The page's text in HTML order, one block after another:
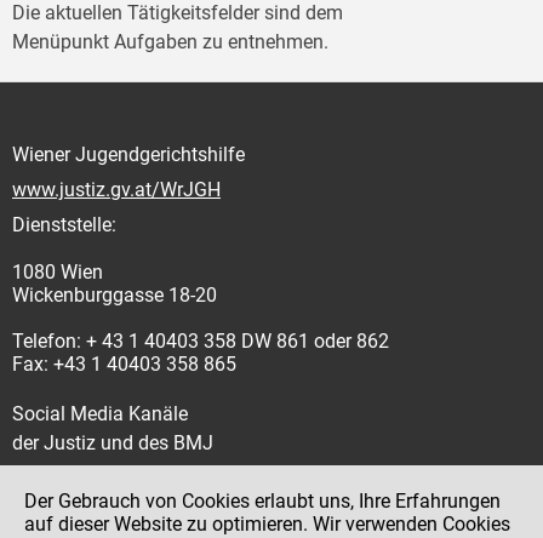
Die aktuellen Tätigkeitsfelder sind dem
Menüpunkt Aufgaben zu entnehmen.
Wiener Jugendgerichtshilfe
www.justiz.gv.at/WrJGH
Dienststelle:
1080 Wien
Wickenburggasse 18-20
Telefon: + 43 1 40403 358 DW 861 oder 862
Fax: +43 1 40403 358 865
Social Media Kanäle
der Justiz und des BMJ
Der Gebrauch von Cookies erlaubt uns, Ihre Erfahrungen
auf dieser Website zu optimieren. Wir verwenden Cookies